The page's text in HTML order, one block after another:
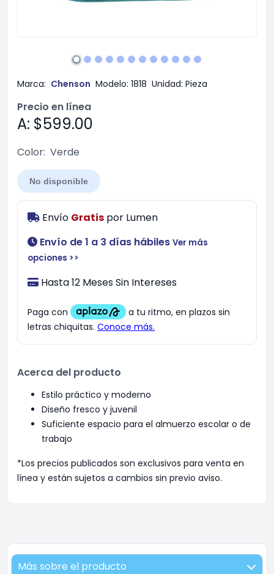
Marca: Chenson Modelo: 1818 Unidad: Pieza
Precio en línea
A: $599.00
Color: Verde
No disponible
Envío Gratis por Lumen
Envío de 1 a 3 días hábiles Ver más
opciones >>
Hasta 12 Meses Sin Intereses
Acerca del producto
Estilo práctico y moderno
Diseño fresco y juvenil
Suficiente espacio para el almuerzo escolar o de
trabajo
*Los precios publicados son exclusivos para venta en
línea y están sujetos a cambios sin previo aviso.
Más sobre el producto